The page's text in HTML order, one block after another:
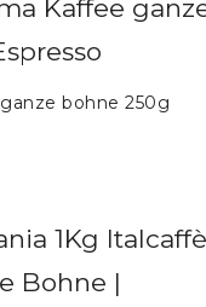
bohne 250g